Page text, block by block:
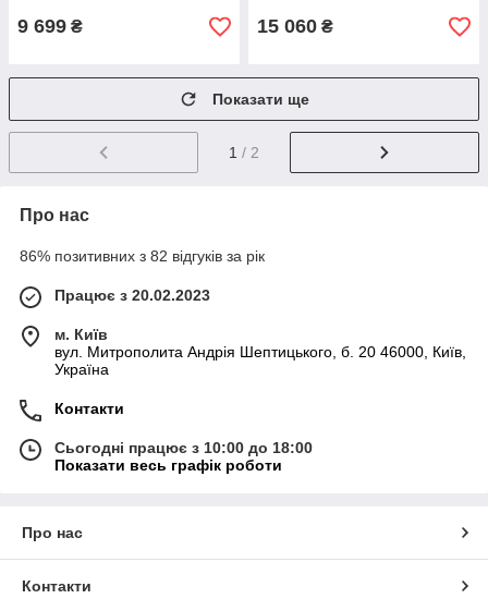
9 699 ₴ 15 060 ₴
Показати ще
1 / 2
Про нас
86% позитивних з 82 відгуків за рік
Працює з 20.02.2023
м. Київ
вул. Митрополита Андрія Шептицького, б. 20 46000, Київ,
Україна
Контакти
Сьогодні працює з 10:00 до 18:00
Показати весь графік роботи
Про нас
Контакти